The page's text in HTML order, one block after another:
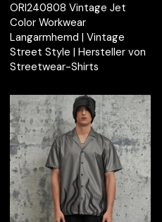
ORI240808 Vintage Jet
Color Workwear
Langarmhemd | Vintage
Street Style | Hersteller von
Streetwear-Shirts